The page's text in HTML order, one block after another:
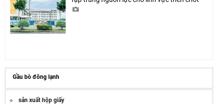
Gầu bò đông lạnh
sản xuất hộp giấy